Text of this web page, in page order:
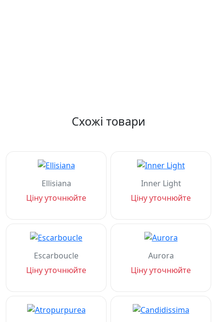
Схожі товари
Ellisiana
Ціну уточнюйте
Inner Light
Ціну уточнюйте
Escarboucle
Ціну уточнюйте
Aurora
Ціну уточнюйте